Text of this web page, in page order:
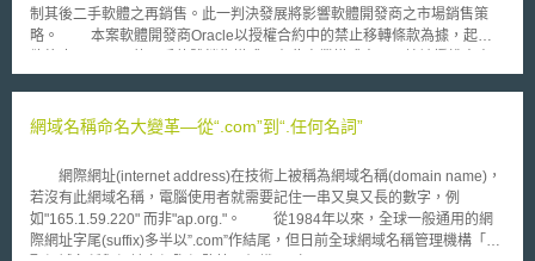
Cuozzo Speed Technologies, LLC v. Lee一案的見解，認為依據第
314（d）條是否立案IPR之決定為不可上訴，係立法者有意設計，使
USPTO得以自我檢視並有效清除不良專利。而第315（b）條的立法本意為
減少訴訟與IPR程序重疊的資源浪費，若允許對是否立案之決定上訴顯然無
並以無上訴管轄權為由駁回Click-to-Call公司之上訴。
制其後二手軟體之再銷售。此一判決發展將影響軟體開發商之市場銷售策
略。 本案軟體開發商Oracle以授權合約中的禁止移轉條款為據，起訴
說明其被授權使用某軟體，同時聲明後續不再使用，相關文件經公證後，
UsedSoft取得軟體。 本案的關鍵點在於著作權是否隨著軟體第一次銷
軟體光碟銷售的情形，被授權人可以將軟體再轉賣給任何人，權利耗盡是被
確認的，但網站下載的軟體販售模式，權利是否隨之耗盡，則不無疑問。
歐盟法院在本案判決中表示，不管是負載於光碟或網站下載的軟體銷
售，一旦開發商售出軟體，其權利即隨之耗盡；但同時也指出，如果原授權
使用數量較多，權利耗盡並不得作為後續二手軟體切割販售授權的依據，開
網域名稱命名大變革—從“.com”到“.任何名詞”
網際網址(internet address)在技術上被稱為網域名稱(domain name)，
若沒有此網域名稱，電腦使用者就需要記住一串又臭又長的數字，例
如"165.1.59.220" 而非"ap.org."。 從1984年以來，全球一般通用的網
際網址字尾(suffix)多半以”.com”作結尾，但日前全球網域名稱管理機構「分